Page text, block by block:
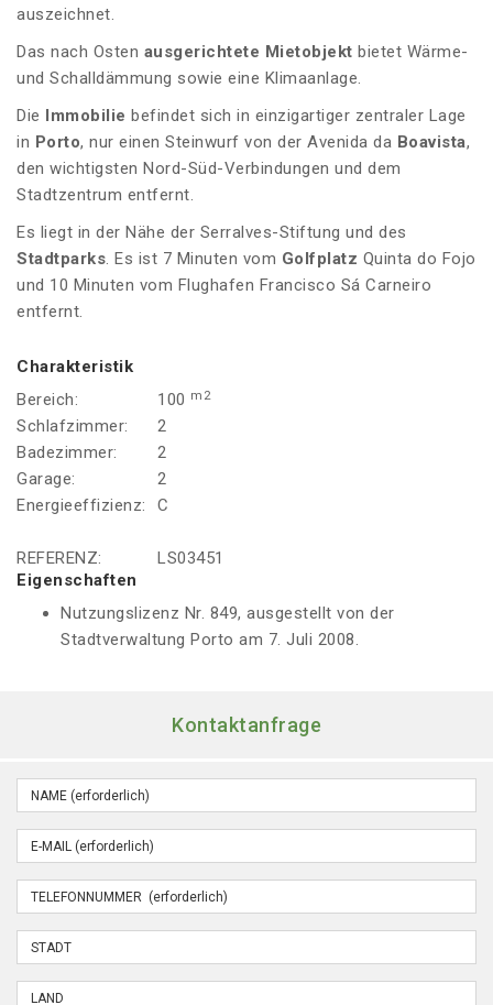
auszeichnet.
Das nach Osten ausgerichtete Mietobjekt bietet Wärme-
und Schalldämmung sowie eine Klimaanlage.
Die
Immobilie befindet sich in einzigartiger zentraler Lage
in Porto, nur einen Steinwurf von der Avenida da Boavista,
den wichtigsten Nord-Süd-Verbindungen und dem
Stadtzentrum entfernt.
Es liegt in der Nähe der Serralves-Stiftung und des
Stadtparks. Es ist 7 Minuten vom Golfplatz Quinta do Fojo
und 10 Minuten vom Flughafen Francisco Sá Carneiro
entfernt.
Charakteristik
Bereich:
100 m2
Schlafzimmer:
2
Badezimmer:
2
Garage:
2
Energieeffizienz:
C
REFERENZ:
LS03451
Eigenschaften
Nutzungslizenz Nr. 849, ausgestellt von der
Stadtverwaltung Porto am 7. Juli 2008.
Kontaktanfrage